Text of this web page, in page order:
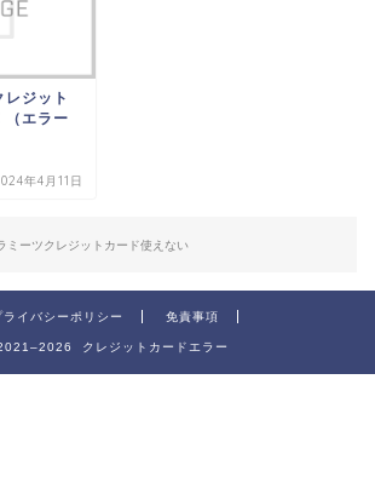
レジット
（エラー
年4月11日
ミーツクレジットカード使えない
ライバシーポリシー 免責事項
クレジットカードエラー